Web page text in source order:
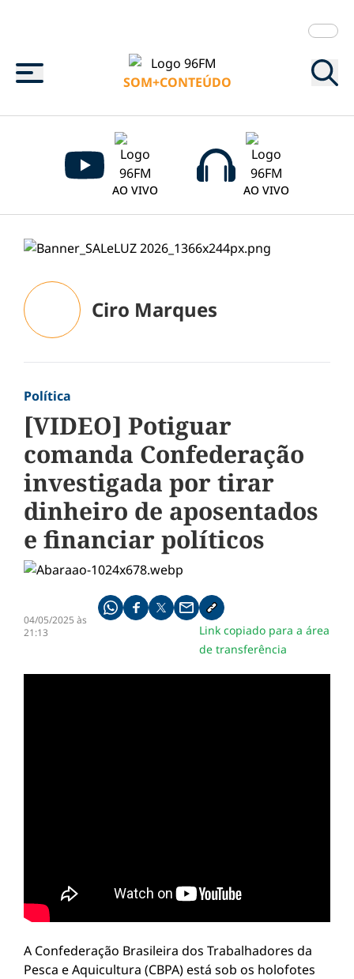
Menu
SOM+CONTEÚDO
AO VIVO AO VIVO
Ciro Marques
Política
[VIDEO] Potiguar
comanda Confederação
investigada por tirar
dinheiro de aposentados
e financiar políticos
04/05/2025 às
21:13
Compartilhe pelo whatsapp
Compartilhar no facebook
Compartilhar no twitter
Compartilhe pelo email
Copiar link da notícia
Link copiado para a área
de transferência
A Confederação Brasileira dos Trabalhadores da
Pesca e Aquicultura (CBPA) está sob os holofotes